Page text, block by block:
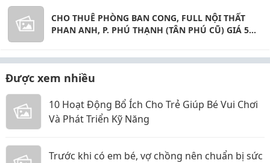
CHO THUÊ PHÒNG BAN CONG, FULL NỘI THẤT
PHAN ANH, P. PHÚ THẠNH (TÂN PHÚ CŨ) GIÁ 5
Được xem nhiều
10 Hoạt Động Bổ Ích Cho Trẻ Giúp Bé Vui Chơi
Và Phát Triển Kỹ Năng
Trước khi có em bé, vợ chồng nên chuẩn bị sức